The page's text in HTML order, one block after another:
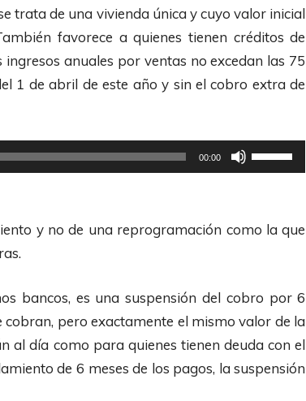
trata de una vivienda única y cuyo valor inicial
favorece a quienes tienen créditos de
anuales por ventas no excedan las 75
1 de abril de este año y sin el cobro extra de
00:00
U
t
a
l
a
s
y no de una reprogramación como la que
bancos, es una suspensión del cobro por 6
pero exactamente el mismo valor de la
al día como para quienes tienen deuda con el
de 6 meses de los pagos, la suspensión